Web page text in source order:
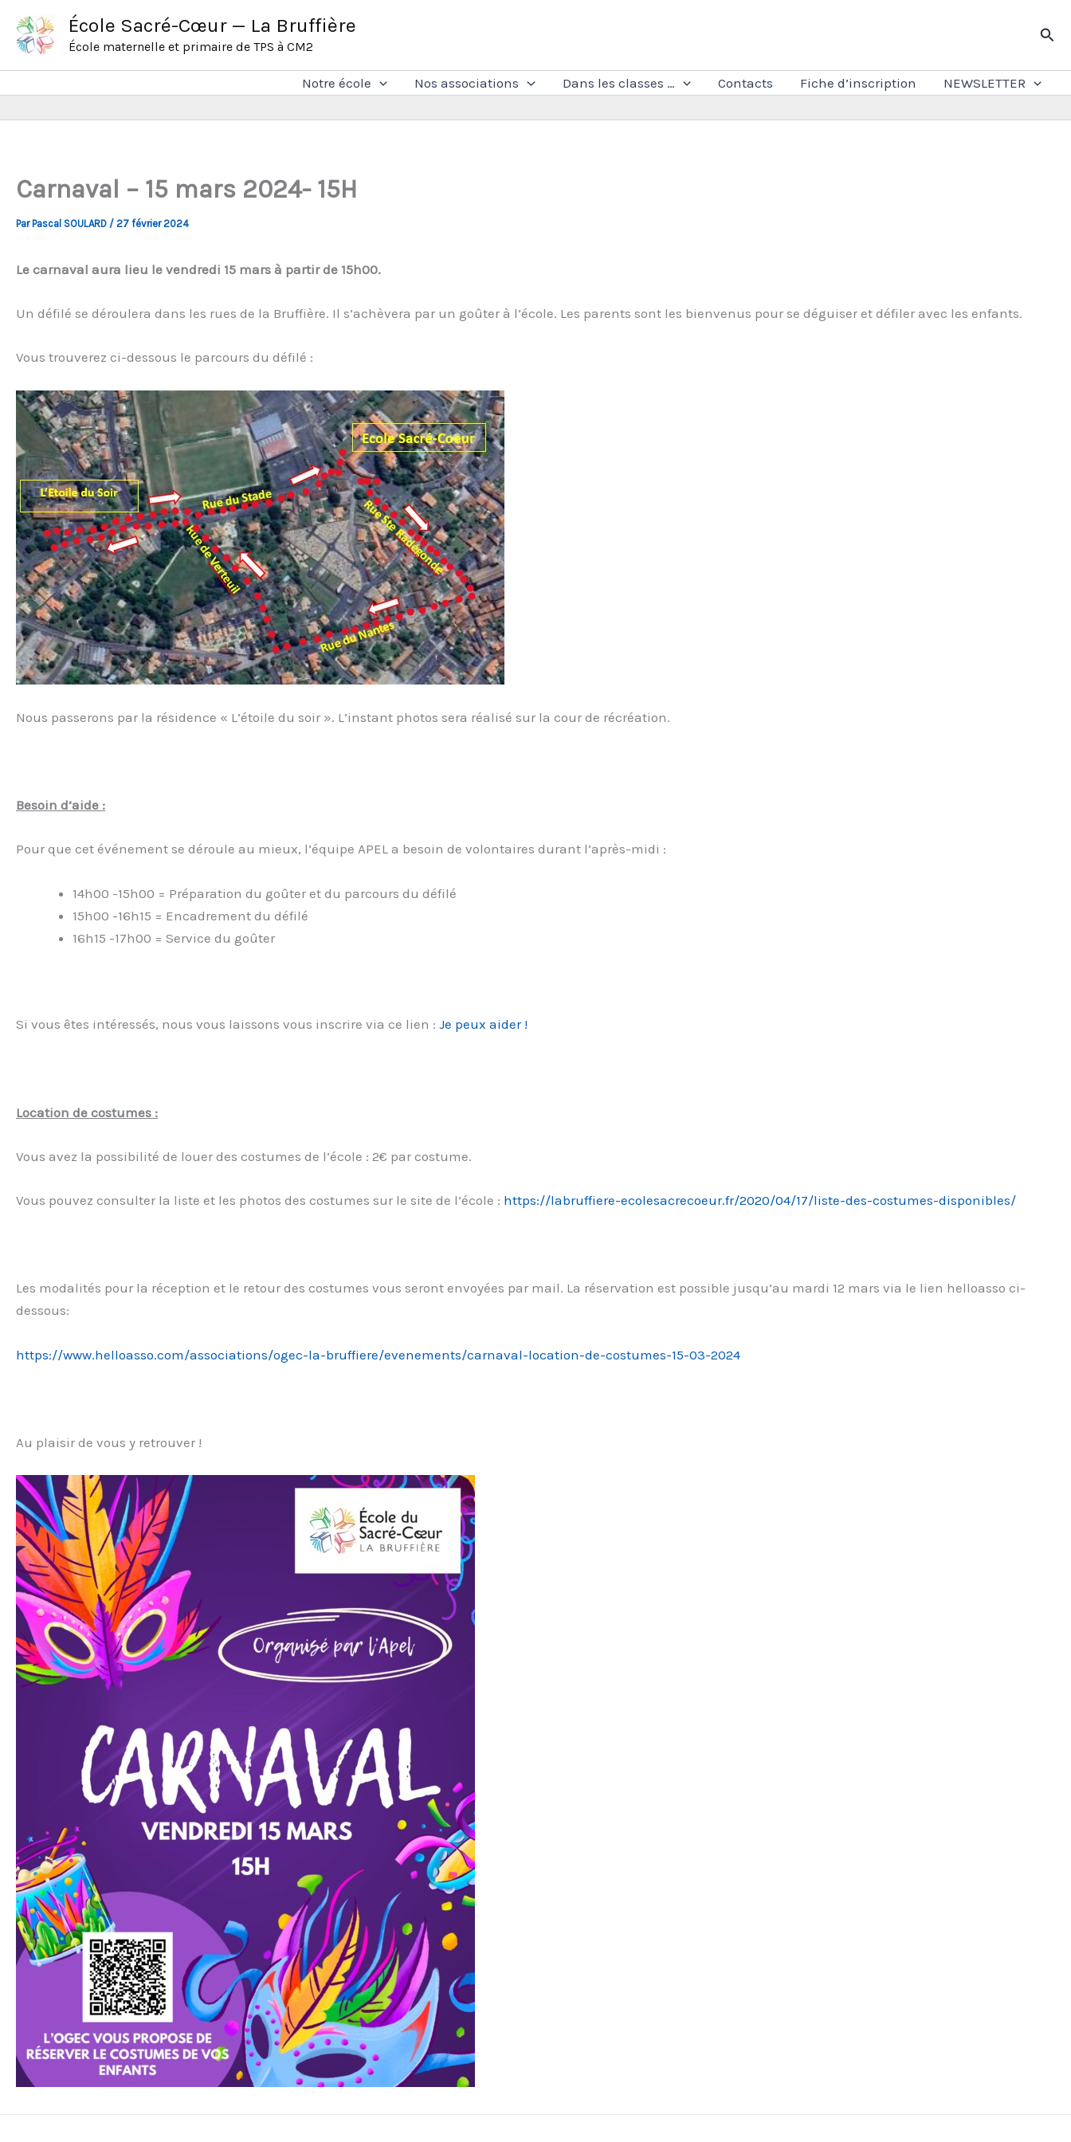
contenu
École Sacré-Cœur — La Bruffière
École maternelle et primaire de TPS à CM2
Notre école Nos associations Dans les classes … Contacts Fiche d’inscription NEWSLETTER
Carnaval – 15 mars 2024- 15H
Par Pascal SOULARD / 27 février 2024
Le carnaval aura lieu le vendredi 15 mars à partir de 15h00.
Un défilé se déroulera dans les rues de la Bruffière. Il s’achèvera par un goûter à l’école. Les parents sont les bienvenus pour se déguiser et défiler avec les enfants.
Vous trouverez ci-dessous le parcours du défilé :
Nous passerons par la résidence « L’étoile du soir ». L’instant photos sera réalisé sur la cour de récréation.
Besoin d’aide :
Pour que cet événement se déroule au mieux, l’équipe APEL a besoin de volontaires durant l’après-midi :
14h00 -15h00 = Préparation du goûter et du parcours du défilé
15h00 -16h15 = Encadrement du défilé
16h15 -17h00 = Service du goûter
Si vous êtes intéressés, nous vous laissons vous inscrire via ce lien : Je peux aider !
Location de costumes :
Vous avez la possibilité de louer des costumes de l’école : 2€ par costume.
Vous pouvez consulter la liste et les photos des costumes sur le site de l’école : https://labruffiere-ecolesacrecoeur.fr/2020/04/17/liste-des-costumes-disponibles/
Les modalités pour la réception et le retour des costumes vous seront envoyées par mail. La réservation est possible jusqu’au mardi 12 mars via le lien helloasso ci-
dessous:
https://www.helloasso.com/associations/ogec-la-bruffiere/evenements/carnaval-location-de-costumes-15-03-2024
Au plaisir de vous y retrouver !